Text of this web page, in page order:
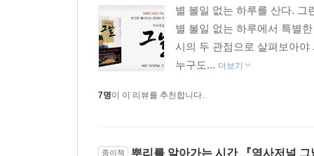
역사를 완전히 바꾸고 마는데…….
- 조선 시대 무과 시험 심층 분석
지금껏 제대로 조명된 적 없었던 조선 시대 무
있다는데……. 무예사 전문가가 들려주는 조선의
별 볼일 없는 하루를 산다. 그
별 볼일 없는 하루에서 특별
시의 두 관점으로 살펴보아
누구도... 더보기
7명이 이 리뷰를 추천합니다.
종이책 뿌리를 알아가는 시간 『역사저널 그